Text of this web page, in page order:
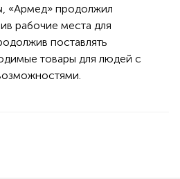
«Армед» продолжил
рабочие места для
поставлять
товары для людей с